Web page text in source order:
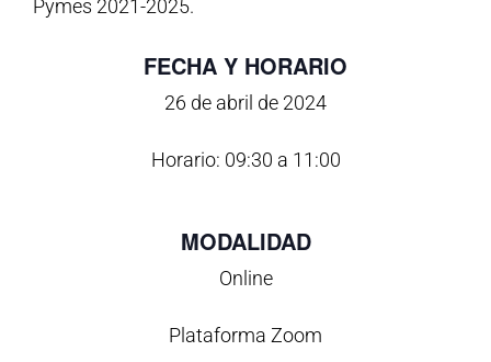
Pymes 2021-2025.
FECHA Y HORARIO
26 de abril de 2024
Horario: 09:30 a 11:00
MODALIDAD
Online
Plataforma Zoom